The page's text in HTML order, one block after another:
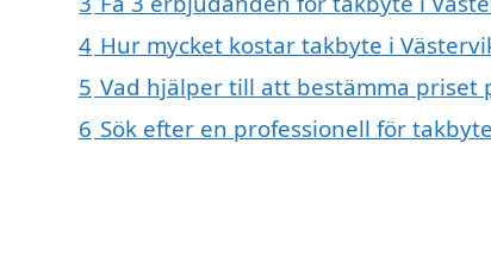
4 Hur mycket kostar takbyte i
5 Vad hjälper till att bestämma priset
6 Sök efter en professionell för